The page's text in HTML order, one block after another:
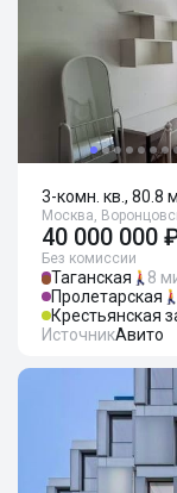
3-комн. кв., 80.8
Москва,
40 000 000
Без комиссии
Таганская
8
Пролетарская
Крестьянская
ИсточникАвито